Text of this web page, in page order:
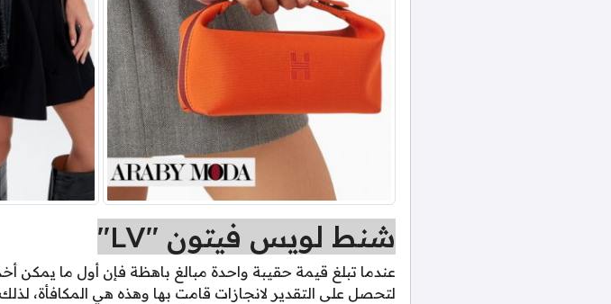
شنط لويس فيتون "LV"
عندما تبلغ قيمة حقيبة واحدة مبالغ باهظة فإن أول ما يمكن
لتحصل على التقدير لانجازات قامت بها وهذه هي المكافأة،